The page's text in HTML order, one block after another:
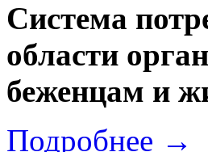
Система
области
беженцам и
Подробнее →